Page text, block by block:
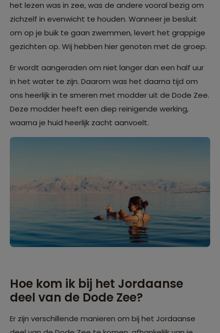
het lezen was in zee, was de andere vooral bezig om
zichzelf in evenwicht te houden. Wanneer je besluit
om op je buik te gaan zwemmen, levert het grappige
gezichten op. Wij hebben hier genoten met de groep.
Er wordt aangeraden om niet langer dan een half uur
in het water te zijn. Daarom was het daarna tijd om
ons heerlijk in te smeren met modder uit de Dode Zee.
Deze modder heeft een diep reinigende werking,
waarna je huid heerlijk zacht aanvoelt.
Hoe kom ik bij het Jordaanse
deel van de Dode Zee?
Er zijn verschillende manieren om bij het Jordaanse